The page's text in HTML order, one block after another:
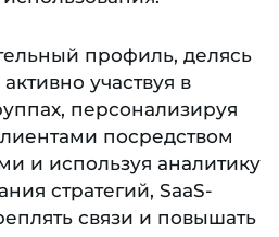
профиль, делясь
участвуя в
персонализируя
посредством
и используя аналитику
стратегий, SaaS-
связи и повышать